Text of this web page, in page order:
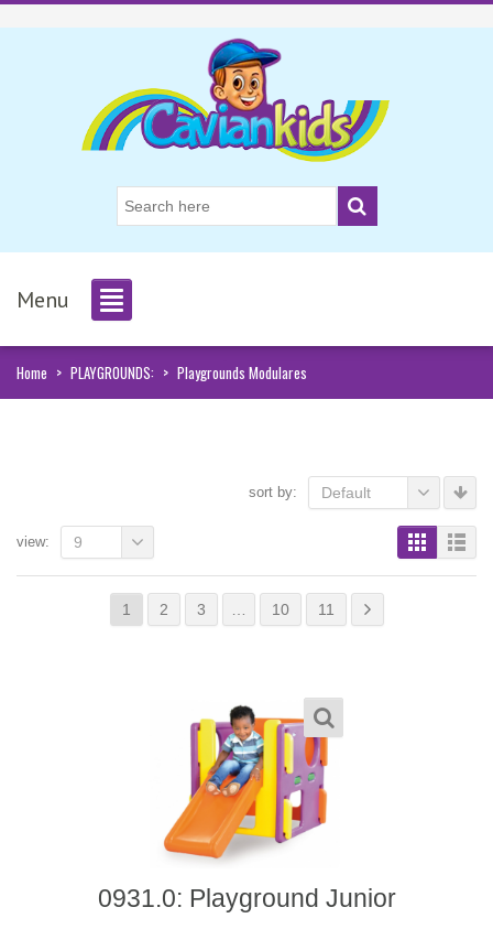
Menu
Home > PLAYGROUNDS: > Playgrounds Modulares
sort by: Default
1 2 3 … 10 11
view: 9
0931.0: Playground Junior